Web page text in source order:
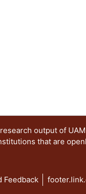
output of
that are
Feedback